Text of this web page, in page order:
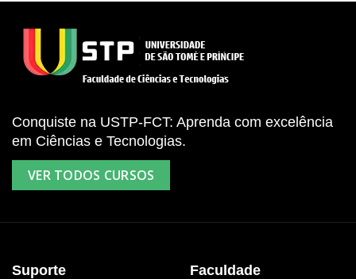
Conquiste na USTP-FCT: Aprenda com excelência
em Ciências e Tecnologias.
VER TODOS CURSOS
Suporte Faculdade